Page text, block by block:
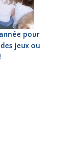
pour
jeux ou